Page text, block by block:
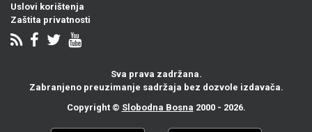
Uslovi korištenja
Zaštita privatnosti
Sva prava zadržana.
Zabranjeno preuzimanje sadržaja bez dozvole izdavača.
Copyright © Slobodna Bosna 2000 - 2026.